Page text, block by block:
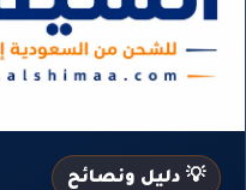
💡 دليل ونصائح